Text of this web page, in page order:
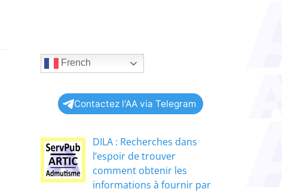
French
Contactez l'AA via Telegram
DILA : Recherches dans
l’espoir de trouver
comment obtenir les
informations à fournir par